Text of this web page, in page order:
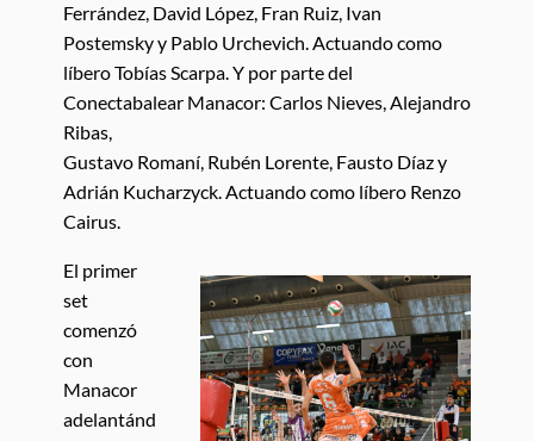
Ferrández, David López, Fran Ruiz, Ivan
Postemsky y Pablo Urchevich. Actuando como
líbero Tobías Scarpa. Y por parte del
Conectabalear Manacor: Carlos Nieves, Alejandro
Ribas,
Gustavo Romaní, Rubén Lorente, Fausto Díaz y
Adrián Kucharzyck. Actuando como líbero Renzo
Cairus.
El primer
set
comenzó
con
Manacor
adelantánd